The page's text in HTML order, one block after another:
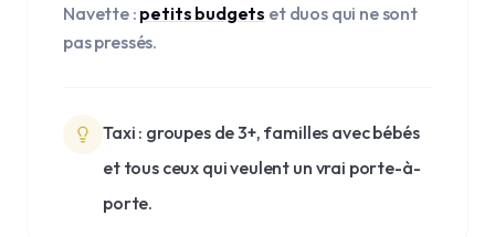
Navette : petits budgets et duos qui ne sont
pas pressés.
Taxi : groupes de 3+, familles avec bébés
et tous ceux qui veulent un vrai porte-à-
porte.